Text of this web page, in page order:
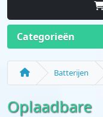
Categorieën
Batterijen
Oplaadbare